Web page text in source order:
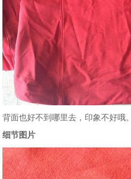
背面也好不到哪里去，印象不好哦。
细节图片